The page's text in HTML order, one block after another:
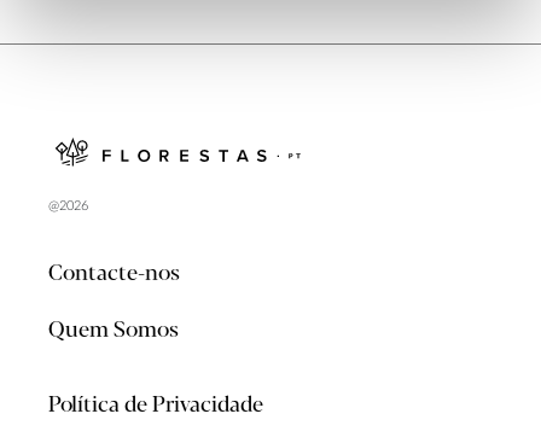
@2026
Contacte-nos
Quem Somos
Política de Privacidade